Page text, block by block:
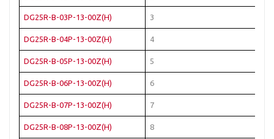
DG25R-B-03P-13-00Z(H) 3
DG25R-B-04P-13-00Z(H) 4
DG25R-B-05P-13-00Z(H) 5
DG25R-B-06P-13-00Z(H) 6
DG25R-B-07P-13-00Z(H) 7
DG25R-B-08P-13-00Z(H) 8